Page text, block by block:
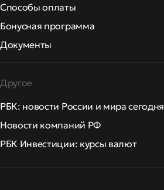
Способы оплаты
Бонусная программа
Документы
Другое
РБК: новости России и мира сегодня
Новости компаний РФ
РБК Инвестиции: курсы валют